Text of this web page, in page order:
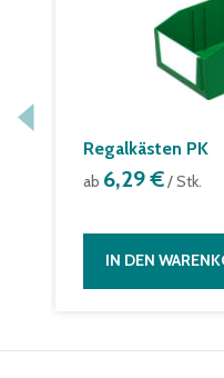
Regalkästen PK
ab 6,29 €/ Stk.
IN DEN